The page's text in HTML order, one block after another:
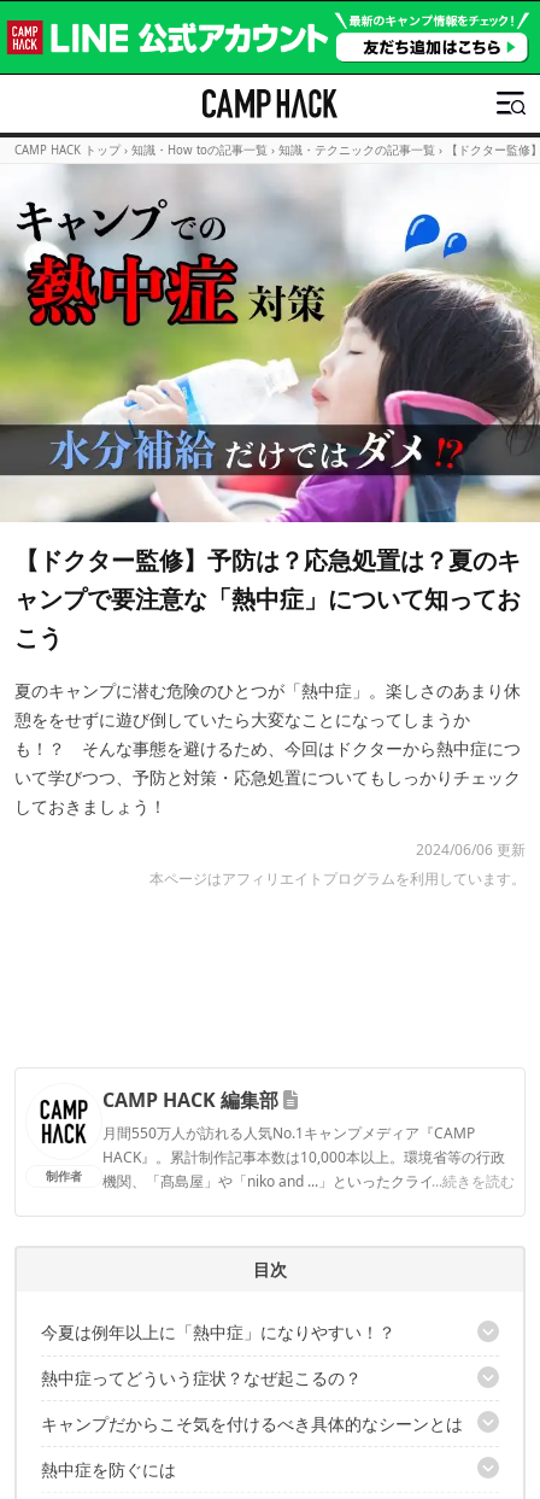
CAMP HACK トップ › 知識・How toの記事一覧 › 知識・テクニックの記事一覧 › 【ドクター監
【ドクター監修】予防は？応急処置は？夏のキ
ャンプで要注意な「熱中症」について知ってお
こう
夏のキャンプに潜む危険のひとつが「熱中症」。楽しさのあまり休
憩ををせずに遊び倒していたら大変なことになってしまうか
も！？ そんな事態を避けるため、今回はドクターから熱中症につ
いて学びつつ、予防と対策・応急処置についてもしっかりチェック
しておきましょう！
2024/06/06 更新
本ページはアフィリエイトプログラムを利用しています。
制作者
CAMP HACK 編集部
月間550万人が訪れる人気No.1キャンプメディア『CAMP
HACK』。累計制作記事本数は10,000本以上。環境省等の行政
機関、「髙島屋」や「niko and ...」といったクライアントとの
...続きを読む
CAMP HACK 編集部のプロフィール
目次
今夏は例年以上に「熱中症」になりやすい！？
教えてくれたのは、この方
熱中症ってどういう症状？なぜ起こるの？
熱中症とは？
なぜ起こるの？
暑さに慣れていない今年の夏は、要注意！
キャンプだからこそ気を付けるべき具体的なシーンとは
テントの中
熱中症を防ぐには